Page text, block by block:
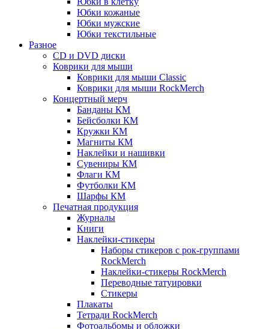
Юбки кожаные
Юбки мужские
Юбки текстильные
Разное
CD и DVD диски
Коврики для мыши
Коврики для мыши Classic
Коврики для мыши RockMerch
Концертный мерч
Банданы КМ
Бейсболки КМ
Кружки КМ
Магниты КМ
Наклейки и нашивки
Сувениры КМ
Флаги КМ
Футболки КМ
Шарфы КМ
Печатная продукция
Журналы
Книги
Наклейки-стикеры
Наборы стикеров с рок-группами
RockMerch
Наклейки-стикеры RockMerch
Переводные татуировки
Стикеры
Плакаты
Тетради RockMerch
Фотоальбомы и обложки